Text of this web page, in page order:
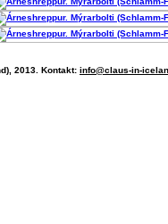
2013. Kontakt: info@claus-in-